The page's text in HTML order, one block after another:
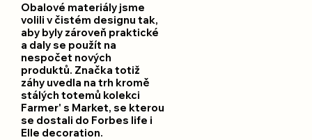
Obalové materiály jsme
volili v čistém designu tak,
aby byly zároveň praktické
a daly se použít na
nespočet nových
produktů. Značka totiž
záhy uvedla na trh kromě
stálých totemů kolekci
Farmer' s Market, se kterou
se dostali do Forbes life i
Elle decoration.